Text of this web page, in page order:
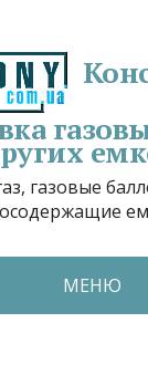
газовые
МЕНЮ